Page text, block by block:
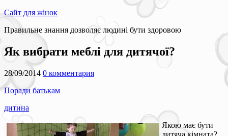
Сайт для жінок
Правильне знання дозволяє людині бути здоровою
Як вибрати меблі для дитячої?
28/09/2014 0 комментария
Поради батькам
дитина
Якою має бути
дитяча кімната?